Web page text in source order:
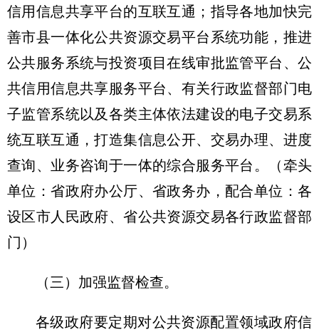
信用信息共享平台的互联互通；指导各地加快完
善市县一体化公共资源交易平台系统功能，推进
公共服务系统与投资项目在线审批监管平台、公
共信用信息共享服务平台、有关行政监督部门电
子监管系统以及各类主体依法建设的电子交易系
统互联互通，打造集信息公开、交易办理、进度
查询、业务咨询于一体的综合服务平台。（牵头
单位：省政府办公厅、省政务办，配合单位：各
设区市人民政府、省公共资源交易各行政监督部
门）
（三）加强监督检查。
各级政府要定期对公共资源配置领域政府信